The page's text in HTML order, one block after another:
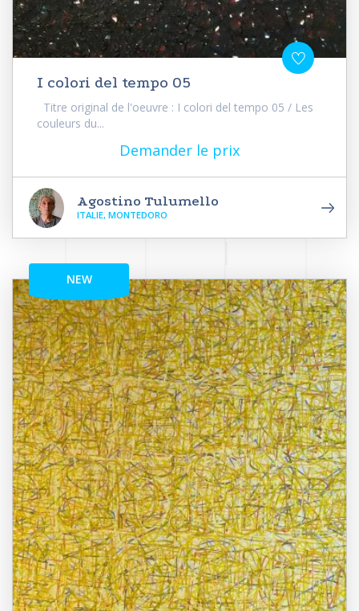
I colori del tempo 05
Titre original de l'oeuvre : I colori del tempo 05 / Les
couleurs du...
Demander le prix
Agostino Tulumello
ITALIE, MONTEDORO
NEW